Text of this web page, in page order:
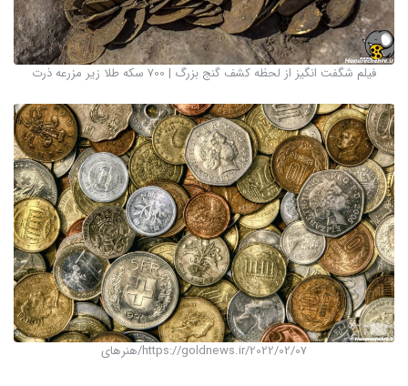
فیلم شگفت انگیز از لحظه کشف گنج بزرگ | 700 سکه طلا زیر مزرعه ذرت
https://goldnews.ir/2022/02/07/هنرهای